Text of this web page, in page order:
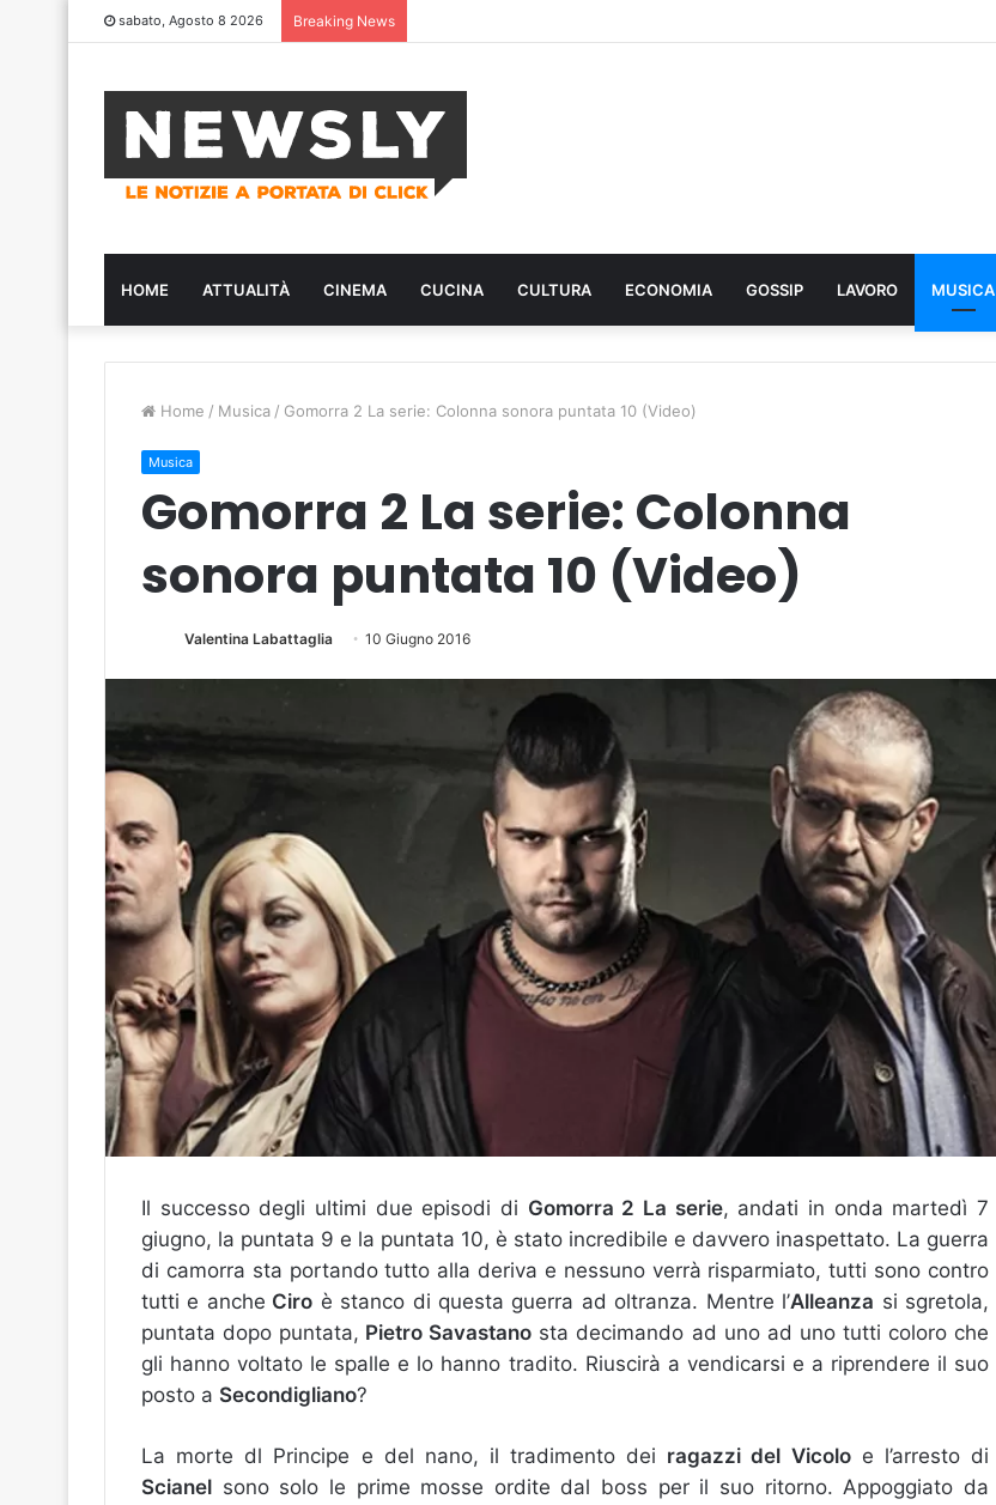
sabato, Agosto 8 2026 Breaking News
HOME ATTUALITÀ CINEMA CUCINA CULTURA ECONOMIA GOSSIP LAVORO MUSICA
Home / Musica / Gomorra 2 La serie: Colonna sonora puntata 10 (Video)
Musica
Gomorra 2 La serie: Colonna
sonora puntata 10 (Video)
Valentina Labattaglia 10 Giugno 2016
Il successo degli ultimi due episodi di Gomorra 2 La serie, andati in onda martedì 7
giugno, la puntata 9 e la puntata 10, è stato incredibile e davvero inaspettato. La guerra
di camorra sta portando tutto alla deriva e nessuno verrà risparmiato, tutti sono contro
tutti e anche Ciro è stanco di questa guerra ad oltranza. Mentre l’Alleanza si sgretola,
puntata dopo puntata, Pietro Savastano sta decimando ad uno ad uno tutti coloro che
gli hanno voltato le spalle e lo hanno tradito. Riuscirà a vendicarsi e a riprendere il suo
posto a Secondigliano?
La morte dl Principe e del nano, il tradimento dei ragazzi del Vicoloe l’arresto di
Scianel sono solo le prime mosse ordite dal boss per il suo ritorno. Appoggiato da